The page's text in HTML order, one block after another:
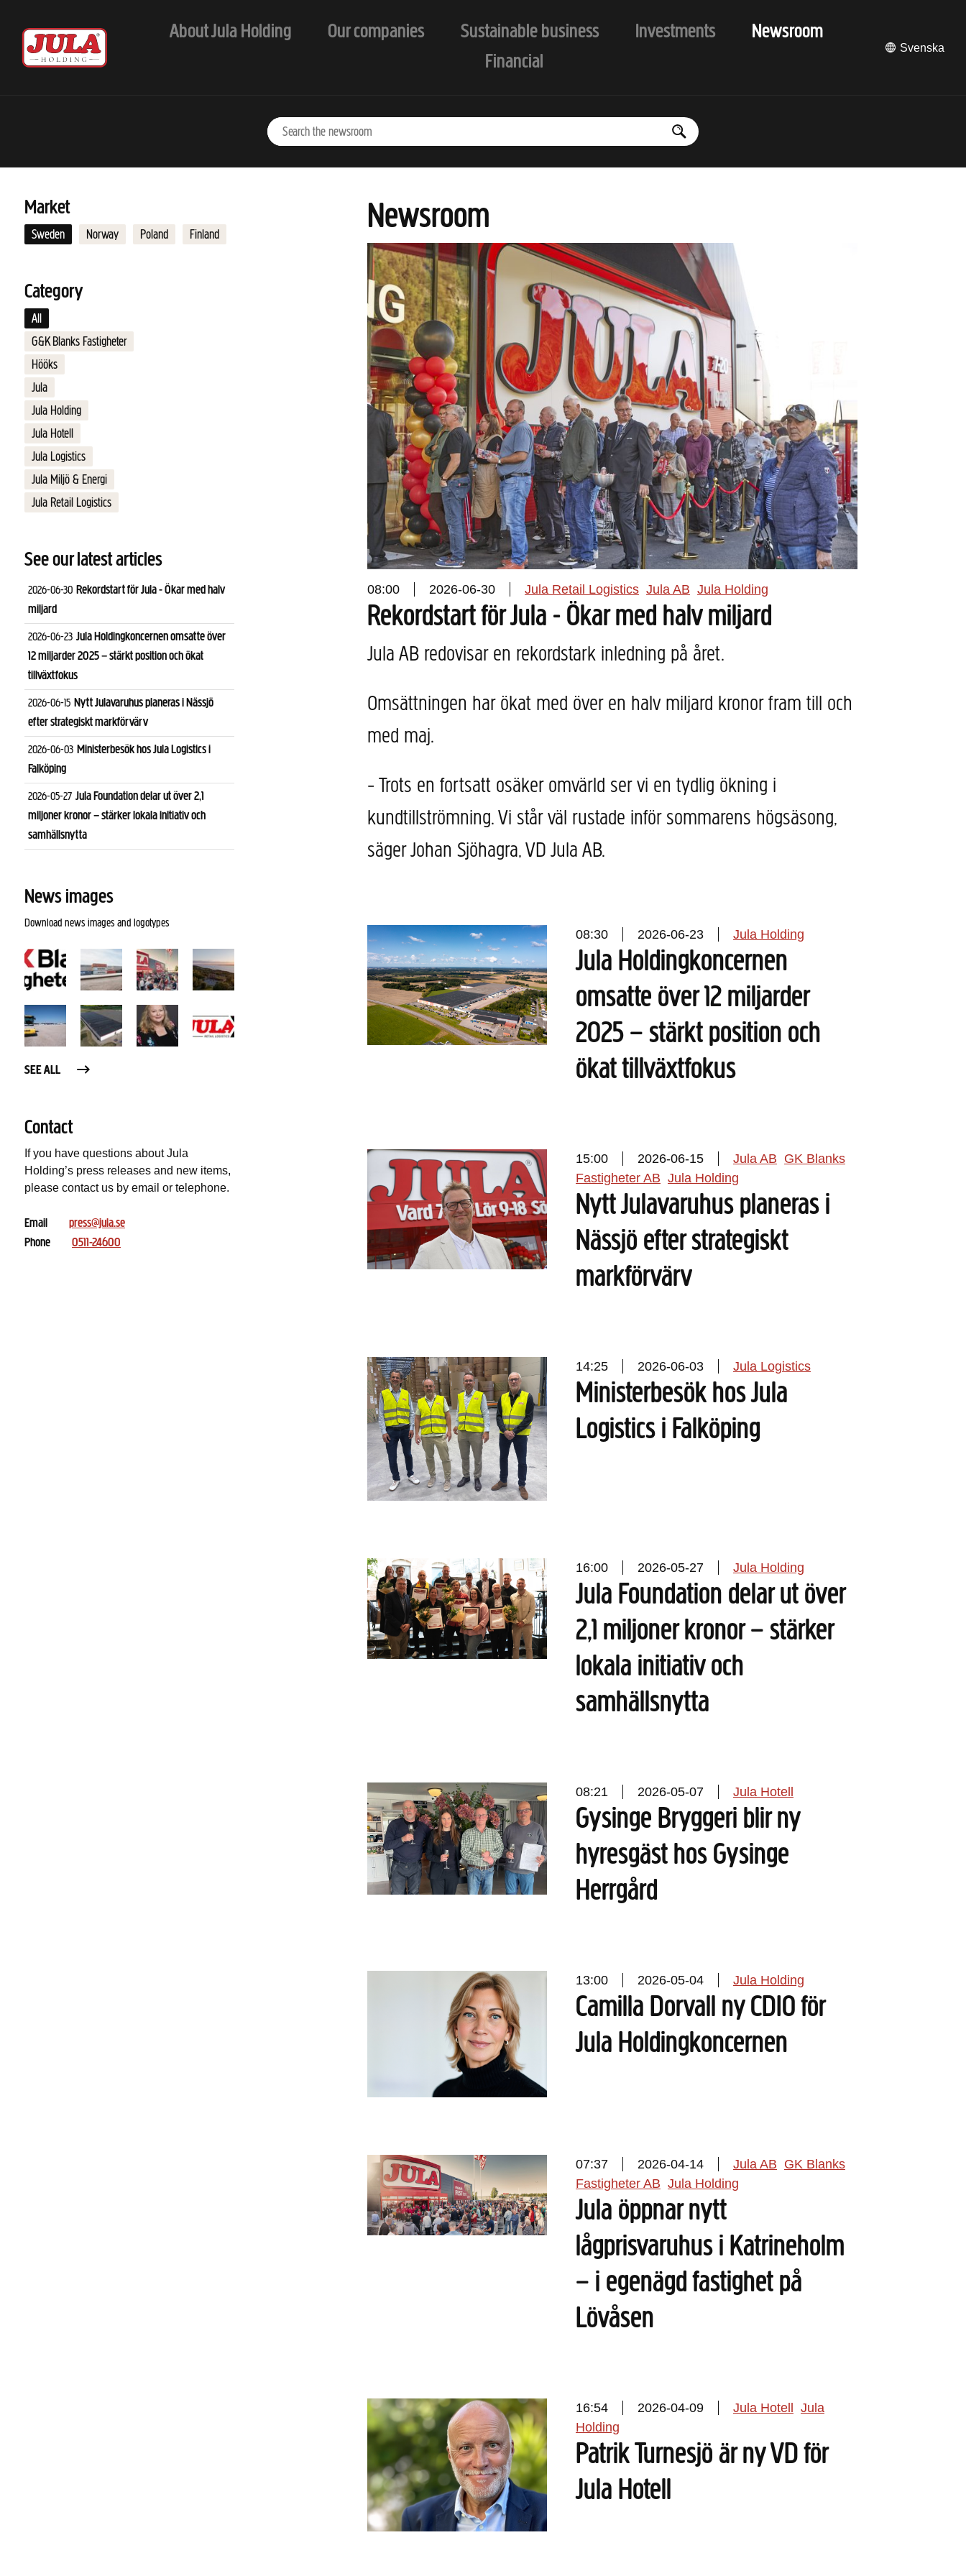
About Jula Holding Our companies Sustainable business Investments
Newsroom
Financial
Svenska
Market
Sweden Norway Poland Finland
Category
All
G&K Blanks Fastigheter
Hööks
Jula
Jula Holding
Jula Hotell
Jula Logistics
Jula Miljö & Energi
Jula Retail Logistics
See our latest articles
2026-06-30 Rekordstart för Jula - Ökar med halv
miljard
2026-06-23 Jula Holdingkoncernen omsatte över
12 miljarder 2025 – stärkt position och ökat
tillväxtfokus
2026-06-15 Nytt Julavaruhus planeras i Nässjö
efter strategiskt markförvärv
2026-06-03 Ministerbesök hos Jula Logistics i
Falköping
2026-05-27 Jula Foundation delar ut över 2,1
miljoner kronor – stärker lokala initiativ och
samhällsnytta
News images
Download news images and logotypes
SEE ALL
Contact
If you have questions about Jula
Holding’s press releases and new items,
please contact us by email or telephone.
Email
press@jula.se
Phone
0511-24600
Newsroom
08:00 2026-06-30 Jula Retail Logistics Jula AB Jula Holding
Rekordstart för Jula - Ökar med halv miljard
Jula AB redovisar en rekordstark inledning på året.
Omsättningen har ökat med över en halv miljard kronor fram till och
med maj.
− Trots en fortsatt osäker omvärld ser vi en tydlig ökning i
kundtillströmning. Vi står väl rustade inför sommarens högsäsong,
säger Johan Sjöhagra, VD Jula AB.
08:30 2026-06-23 Jula Holding
Jula Holdingkoncernen
omsatte över 12 miljarder
2025 – stärkt position och
ökat tillväxtfokus
15:00 2026-06-15 Jula AB GK Blanks
Fastigheter AB Jula Holding
Nytt Julavaruhus planeras i
Nässjö efter strategiskt
markförvärv
14:25 2026-06-03 Jula Logistics
Ministerbesök hos Jula
Logistics i Falköping
16:00 2026-05-27 Jula Holding
Jula Foundation delar ut över
2,1 miljoner kronor – stärker
lokala initiativ och
samhällsnytta
08:21 2026-05-07 Jula Hotell
Gysinge Bryggeri blir ny
hyresgäst hos Gysinge
Herrgård
13:00 2026-05-04 Jula Holding
Camilla Dorvall ny CDIO för
Jula Holdingkoncernen
07:37 2026-04-14 Jula AB GK Blanks
Fastigheter AB Jula Holding
Jula öppnar nytt
lågprisvaruhus i Katrineholm
– i egenägd fastighet på
Lövåsen
16:54 2026-04-09 Jula Hotell Jula
Holding
Patrik Turnesjö är ny VD för
Jula Hotell